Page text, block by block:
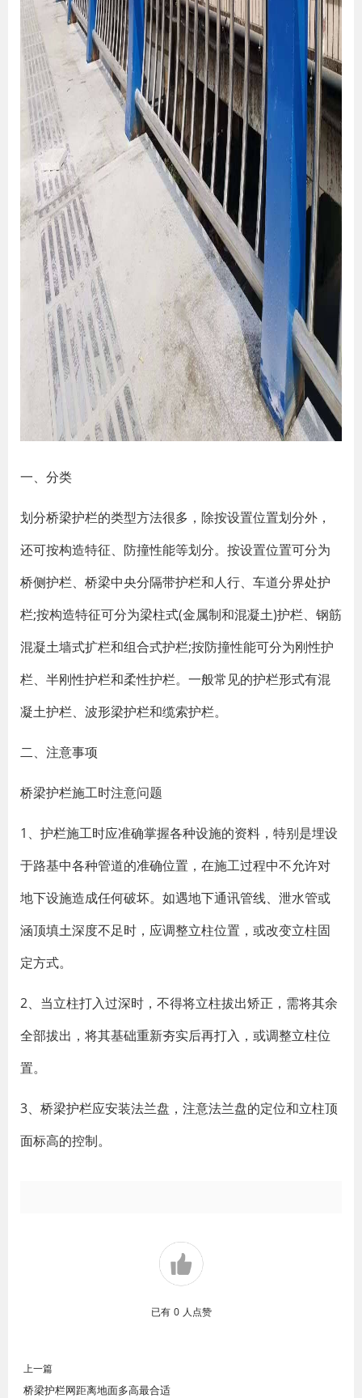
一、分类
划分桥梁护栏的类型方法很多，除按设置位置划分外，
还可按构造特征、防撞性能等划分。按设置位置可分为
桥侧护栏、桥梁中央分隔带护栏和人行、车道分界处护
栏;按构造特征可分为梁柱式(金属制和混凝土)护栏、钢筋
混凝土墙式扩栏和组合式护栏;按防撞性能可分为刚性护
栏、半刚性护栏和柔性护栏。一般常见的护栏形式有混
凝土护栏、波形梁护栏和缆索护栏。
二、注意事项
桥梁护栏施工时注意问题
1、护栏施工时应准确掌握各种设施的资料，特别是埋设
于路基中各种管道的准确位置，在施工过程中不允许对
地下设施造成任何破坏。如遇地下通讯管线、泄水管或
涵顶填土深度不足时，应调整立柱位置，或改变立柱固
定方式。
2、当立柱打入过深时，不得将立柱拔出矫正，需将其余
全部拔出，将其基础重新夯实后再打入，或调整立柱位
置。
3、桥梁护栏应安装法兰盘，注意法兰盘的定位和立柱顶
面标高的控制。
已有 0 人点赞
上一篇
桥梁护栏网距离地面多高最合适